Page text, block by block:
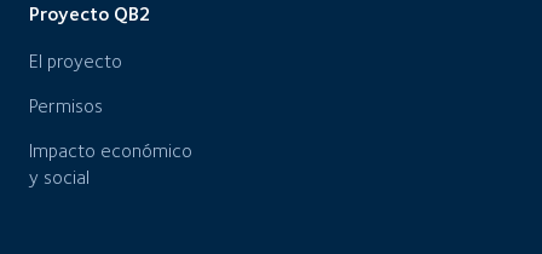
Proyecto QB2
El proyecto
Permisos
Impacto económico
y social